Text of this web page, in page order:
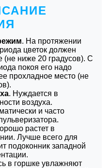
. На протяжении
цветок должен
(не ниже 20 градусов). С
покоя его надо
прохладное место (не
. Нуждается в
воздуха.
и часто
растет в
Лучше всего для
подоконник западной
в горшке увлажняют